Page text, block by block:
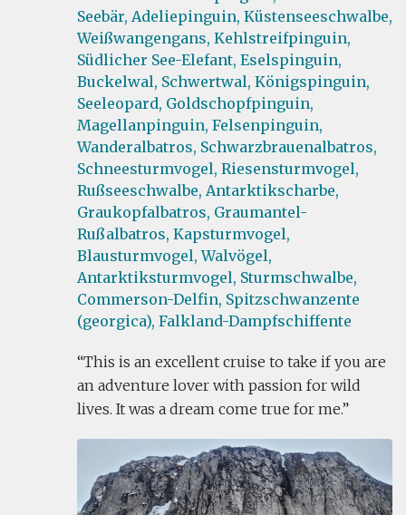
Seebär, Adeliepinguin, Küstenseeschwalbe,
Weißwangengans, Kehlstreifpinguin,
Südlicher See-Elefant, Eselspinguin,
Buckelwal, Schwertwal, Königspinguin,
Seeleopard, Goldschopfpinguin,
Magellanpinguin, Felsenpinguin,
Wanderalbatros, Schwarzbrauenalbatros,
Schneesturmvogel, Riesensturmvogel,
Rußseeschwalbe, Antarktikscharbe,
Graukopfalbatros, Graumantel-
Rußalbatros, Kapsturmvogel,
Blausturmvogel, Walvögel,
Antarktiksturmvogel, Sturmschwalbe,
Commerson-Delfin, Spitzschwanzente
(georgica), Falkland-Dampfschiffente
This is an excellent cruise to take if you are
an adventure lover with passion for wild
lives. It was a dream come true for me.